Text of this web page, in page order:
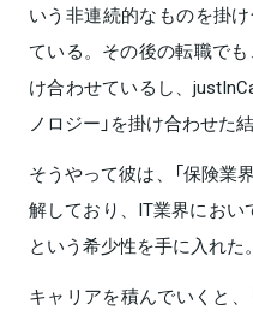
いう非連続的なものを掛
ている。その後の転職でも
け合わせているし、
ノロジー」を掛け合わせた
そうやって彼は、「保険業
解しており、IT業界におい
という希少性を手に入れた。
キャリアを積んでいくと、